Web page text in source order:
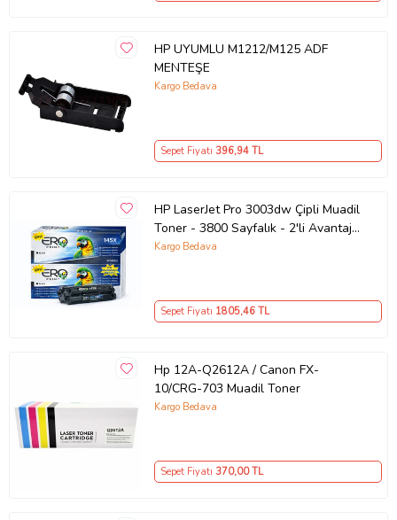
HP UYUMLU M1212/M125 ADF
MENTEŞE
Kargo Bedava
Sepet Fiyatı 396,94 TL
HP LaserJet Pro 3003dw Çipli Muadil
Toner - 3800 Sayfalık - 2'li Avantaj
Paket
Kargo Bedava
Sepet Fiyatı 1805,46 TL
Hp 12A-Q2612A / Canon FX-
10/CRG-703 Muadil Toner
Kargo Bedava
Sepet Fiyatı 370,00 TL